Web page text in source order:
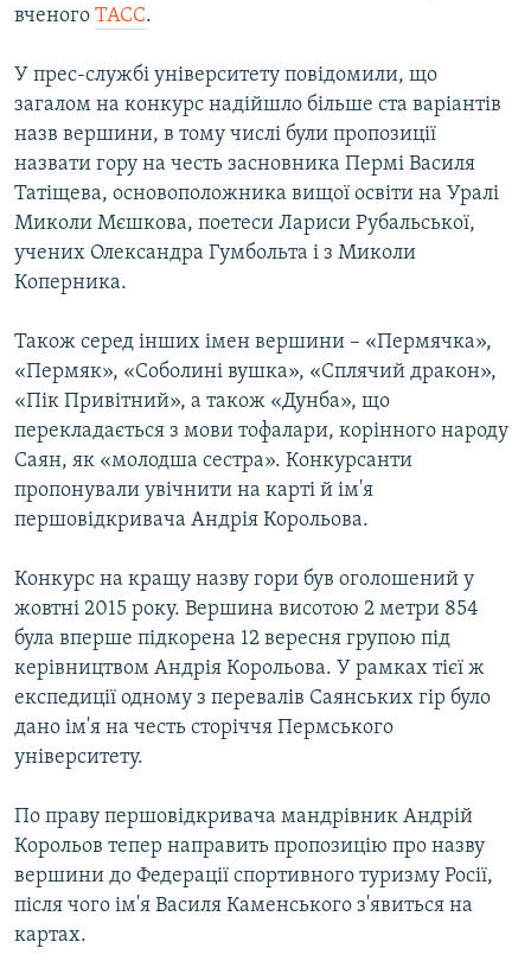
вченого ТАСС.
У прес-службі університету повідомили, що
загалом на конкурс надійшло більше ста варіантів
назв вершини, в тому числі були пропозиції
назвати гору на честь засновника Пермі Василя
Татіщева, основоположника вищої освіти на Уралі
Миколи Мєшкова, поетеси Лариси Рубальської,
учених Олександра Гумбольта і з Миколи
Коперника.
Також серед інших імен вершини – «Пермячка»,
«Пермяк», «Соболині вушка», «Сплячий дракон»,
«Пік Привітний», а також «Дунба», що
перекладається з мови тофалари, корінного народу
Саян, як «молодша сестра». Конкурсанти
пропонували увічнити на карті й ім'я
першовідкривача Андрія Корольова.
Конкурс на кращу назву гори був оголошений у
жовтні 2015 року. Вершина висотою 2 метри 854
була вперше підкорена 12 вересня групою під
керівництвом Андрія Корольова. У рамках тієї ж
експедиції одному з перевалів Саянських гір було
дано ім'я на честь сторіччя Пермського
університету.
По праву першовідкривача мандрівник Андрій
Корольов тепер направить пропозицію про назву
вершини до Федерації спортивного туризму Росії,
після чого ім'я Василя Каменського з'явиться на
картах.